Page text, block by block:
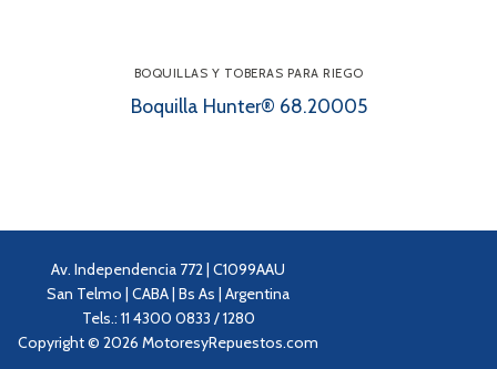
BOQUILLAS Y TOBERAS PARA RIEGO
Boquilla Hunter® 68.20005
Av. Independencia 772 | C1099AAU
San Telmo | CABA | Bs As | Argentina
Tels.: 11 4300 0833 / 1280
Copyright © 2026 MotoresyRepuestos.com